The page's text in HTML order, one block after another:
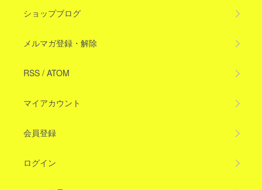
ショップブログ
メルマガ登録・解除
RSS / ATOM
マイアカウント
会員登録
ログイン